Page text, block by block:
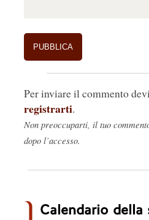
Per inviare il commento devi
registrarti.
Non preoccuparti, il tuo
dopo l’accesso.
Calendario della